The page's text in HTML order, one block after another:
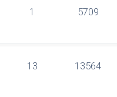
1 5709
13 13564